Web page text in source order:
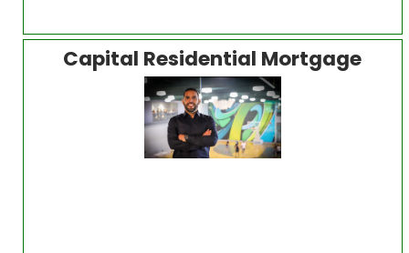
Capital Residential Mortgage